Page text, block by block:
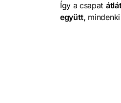
Így a csapat
együtt,